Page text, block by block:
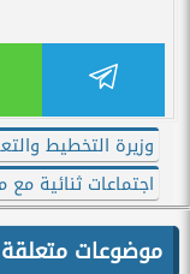
وزيرة التخطيط
اجتماعات ثنائية
موضوعات متعلقة